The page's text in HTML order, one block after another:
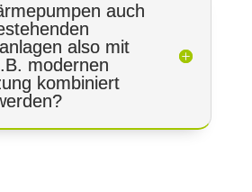
auch
also mit
modernen
kombiniert